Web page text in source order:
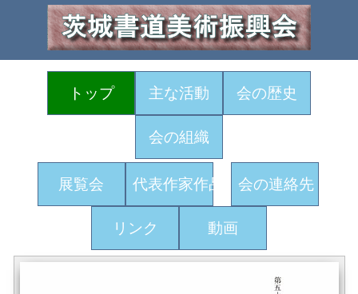
トップ 主な活動 会の歴史
会の組織
展覧会 代表作家作品 会の連絡先
リンク 動画